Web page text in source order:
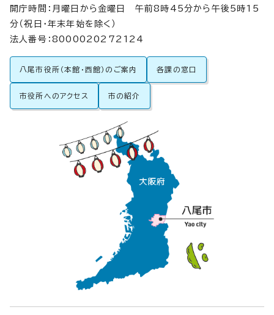
開庁時間：月曜日から金曜日 午前8時45分から午後5時15
分（祝日・年末年始を除く）
法人番号：8000020272124
八尾市役所（本館・西館）のご案内 各課の窓口
市役所へのアクセス 市の紹介